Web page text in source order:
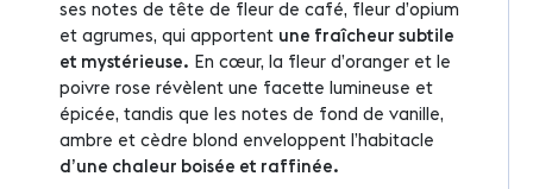
ses notes de tête de fleur de café, fleur d’opium
et agrumes, qui apportent une fraîcheur subtile
et mystérieuse. En cœur, la fleur d’oranger et le
poivre rose révèlent une facette lumineuse et
épicée, tandis que les notes de fond de vanille,
ambre et cèdre blond enveloppent l’habitacle
d’une chaleur boisée et raffinée.